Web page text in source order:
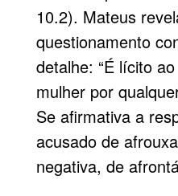
10.2). Mateus
questionamento
detalhe: “É lícito
mulher por
Se afirmativa a
acusado de
negativa, de